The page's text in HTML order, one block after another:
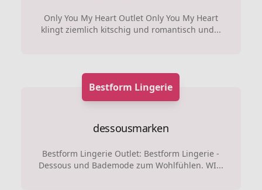
Only You My Heart Outlet Only You My Heart
klingt ziemlich kitschig und romantisch und...
Bestform Lingerie
dessousmarken
Bestform Lingerie Outlet: Bestform Lingerie -
Dessous und Bademode zum Wohlfühlen. WI...